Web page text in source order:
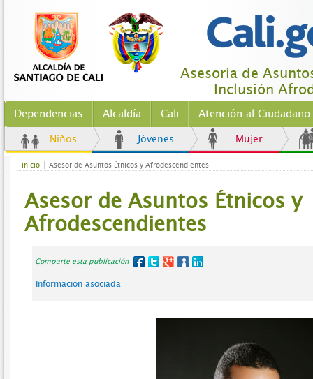
Asesoría de
Inclusión
Dependencias Alcaldía Cali Atención al Ciudadano
Niños Jóvenes Mujer
Inicio Asesor de Asuntos Étnicos y Afrodescendientes
Asesor de Asuntos Étnicos y
Afrodescendientes
Comparte esta publicación
Información asociada